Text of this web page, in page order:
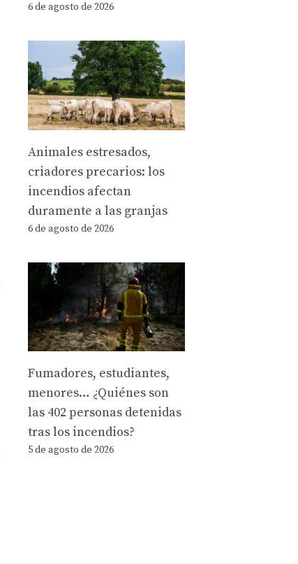
6 de agosto de 2026
Animales estresados,
criadores precarios: los
incendios afectan
duramente a las granjas
6 de agosto de 2026
Fumadores, estudiantes,
menores… ¿Quiénes son
las 402 personas detenidas
tras los incendios?
5 de agosto de 2026